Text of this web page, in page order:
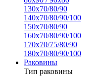
130х70/80/90
140х70/80/90/100
150х70/80/90
160х70/80/90/100
170х70/75/80/90
180х70/80/90/100
Раковины
Тип раковины